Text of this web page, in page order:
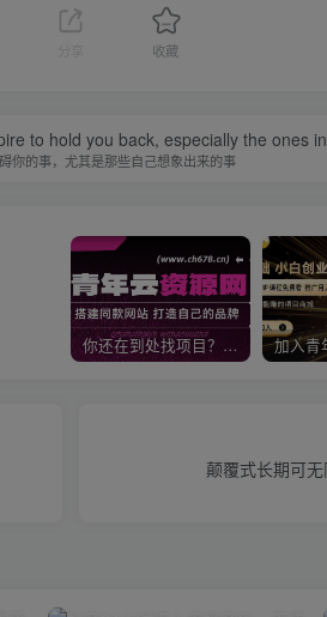
收藏
to hold you back, especially the ones
你的事，尤其是那些自己想象出来的事
你还在到处找项目？还在当韭菜？我靠卖项目一个月收入5万+，曾经我也是个失败者。
颠覆式长期可无